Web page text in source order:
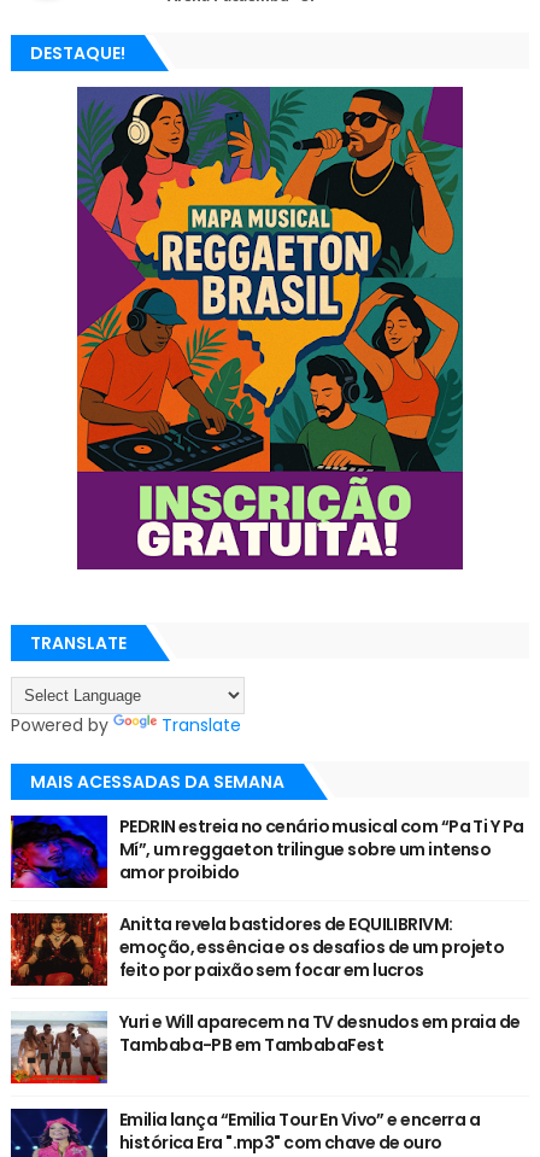
DESTAQUE!
TRANSLATE
Powered by Translate
MAIS ACESSADAS DA SEMANA
PEDRIN estreia no cenário musical com “Pa Ti Y Pa
Mí”, um reggaeton trilingue sobre um intenso
amor proibido
Anitta revela bastidores de EQUILIBRIVM:
emoção, essência e os desafios de um projeto
feito por paixão sem focar em lucros
Yuri e Will aparecem na TV desnudos em praia de
Tambaba-PB em TambabaFest
Emilia lança “Emilia Tour En Vivo” e encerra a
histórica Era ".mp3" com chave de ouro